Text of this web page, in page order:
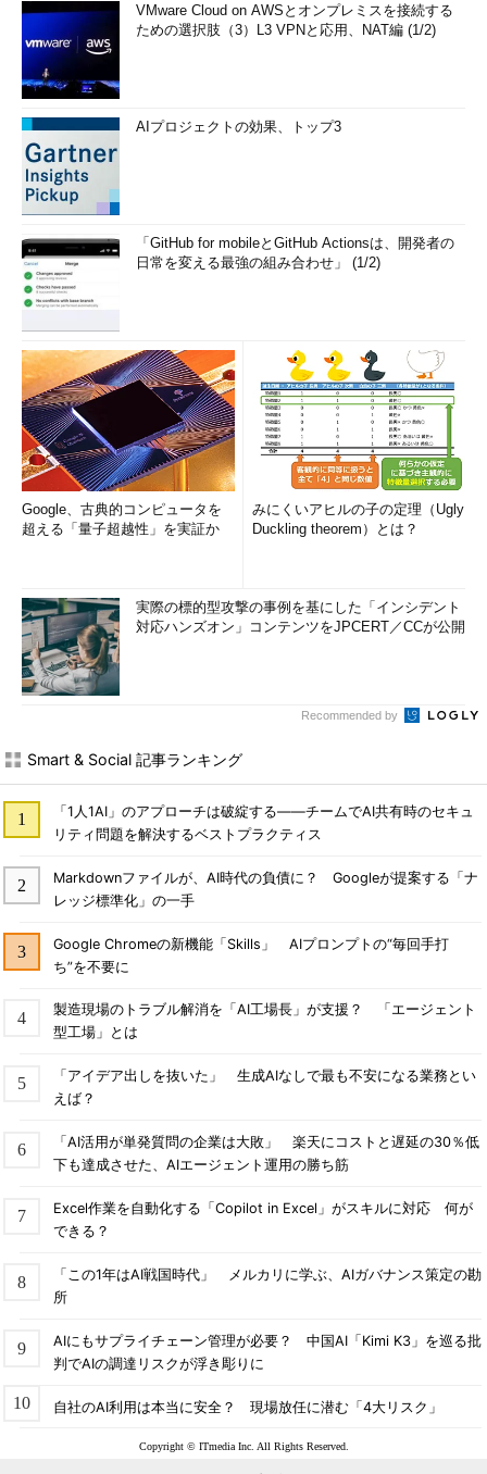
VMware Cloud on AWSとオンプレミスを接続する
ための選択肢（3）L3 VPNと応用、NAT編 (1/2)
AIプロジェクトの効果、トップ3
「GitHub for mobileとGitHub Actionsは、開発者の
日常を変える最強の組み合わせ」 (1/2)
Google、古典的コンピュータを
超える「量子超越性」を実証か
みにくいアヒルの子の定理（Ugly
Duckling theorem）とは？
実際の標的型攻撃の事例を基にした「インシデント
対応ハンズオン」コンテンツをJPCERT／CCが公開
Recommended by
Smart & Social 記事ランキング
「1人1AI」のアプローチは破綻する――チームでAI共有時のセキュ
リティ問題を解決するベストプラクティス
Markdownファイルが、AI時代の負債に？ Googleが提案する「ナ
レッジ標準化」の一手
Google Chromeの新機能「Skills」 AIプロンプトの“毎回手打
ち”を不要に
製造現場のトラブル解消を「AI工場長」が支援？ 「エージェント
型工場」とは
「アイデア出しを抜いた」 生成AIなしで最も不安になる業務とい
えば？
「AI活用が単発質問の企業は大敗」 楽天にコストと遅延の30％低
下も達成させた、AIエージェント運用の勝ち筋
Excel作業を自動化する「Copilot in Excel」がスキルに対応 何が
できる？
「この1年はAI戦国時代」 メルカリに学ぶ、AIガバナンス策定の勘
所
AIにもサプライチェーン管理が必要？ 中国AI「Kimi K3」を巡る批
判でAIの調達リスクが浮き彫りに
自社のAI利用は本当に安全？ 現場放任に潜む「4大リスク」
Copyright © ITmedia Inc. All Rights Reserved.